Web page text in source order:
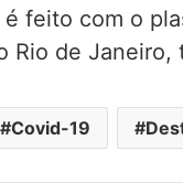
feito com o
Rio de
Covid-19